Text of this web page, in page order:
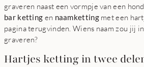
graveren naast een vormpje van een
bar ketting en naamkettingmet een
pagina terugvinden. Wiens naam zou jij
graveren?
Hartjes ketting in twee